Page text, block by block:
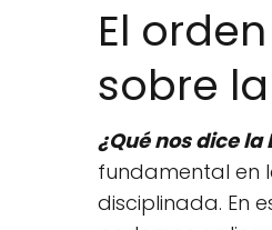
El
sobre
¿Qué nos dice
fundamental en
disciplinada. En